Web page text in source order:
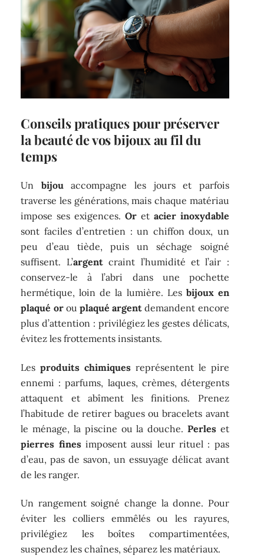
Conseils pratiques pour préserver
la beauté de vos bijoux au fil du
temps
Un bijouaccompagne les jours et parfois
traverse les générations, mais chaque matériau
impose ses exigences. Or et acier inoxydable
sont faciles d’entretien : un chiffon doux, un
peu d’eau tiède, puis un séchage soigné
suffisent. L’argentcraint l’humidité et l’air :
conservez-le à l’abri dans une pochette
hermétique, loin de la lumière. Les bijoux en
plaqué orouplaqué argent demandent encore
plus d’attention : privilégiez les gestes délicats,
évitez les frottements insistants.
Lesproduits chimiques représentent le pire
ennemi : parfums, laques, crèmes, détergents
attaquent et abîment les finitions. Prenez
l’habitude de retirer bagues ou bracelets avant
le ménage, la piscine ou la douche. Perleset
pierres finesimposent aussi leur rituel : pas
d’eau, pas de savon, un essuyage délicat avant
de les ranger.
Un rangement soigné change la donne. Pour
éviter les colliers emmêlés ou les rayures,
privilégiez les boîtes compartimentées,
suspendez les chaînes, séparez les matériaux.